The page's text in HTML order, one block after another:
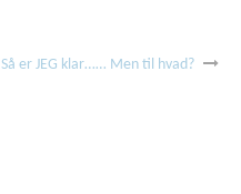
Så er JEG klar…… Men til hvad?